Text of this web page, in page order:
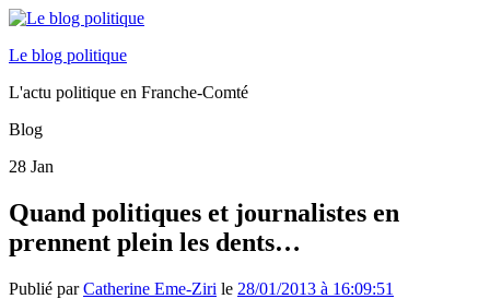
Le blog politique
L'actu politique en Franche-Comté
Blog
28 Jan
Quand politiques et journalistes en
prennent plein les dents…
Publié parCatherine Eme-Ziri le 28/01/2013 à 16:09:51